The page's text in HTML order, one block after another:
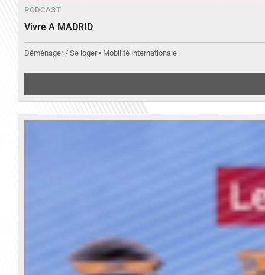
PODCAST
Vivre A MADRID
Déménager / Se loger • Mobilité internationale